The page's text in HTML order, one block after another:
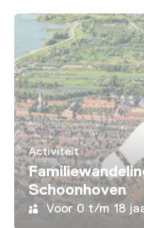
Activiteit
Schoonhoven
Voor 0 t/m 18